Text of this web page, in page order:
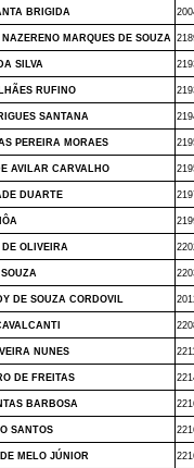
BRIGIDA
MARQUES DE SOUZA
SILVA
RUFINO
SANTANA
PEREIRA MORAES
AVILAR CARVALHO
DUARTE
OLIVEIRA
DE SOUZA CORDOVIL
NUNES
DE FREITAS
BARBOSA
SANTOS
MELO JÚNIOR